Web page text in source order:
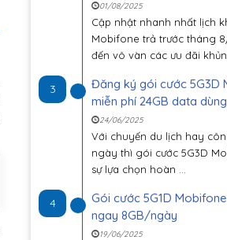
01/08/2025
Cập nhật nhanh nhất lịch
Mobifone trả trước tháng
đến vô vàn các ưu đãi
3
Đăng ký gói cước 5G3D
miễn phí 24GB data
24/06/2025
Với chuyến du lịch hay
ngày thì gói cước 5G3D
sự lựa chọn hoàn ...
4
Gói cước 5G1D
ngay 8GB/ngày
19/06/2025